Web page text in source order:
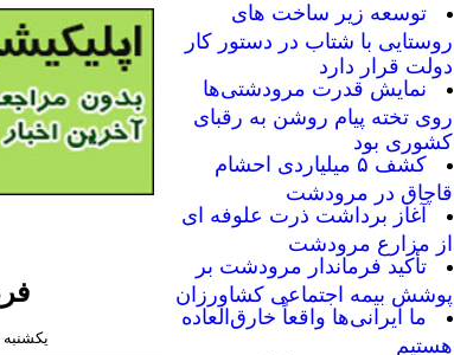
توسعه زیر ساخت های
روستایی با شتاب در دستور کار
دولت قرار دارد
نمایش قدرت مرودشتی‌ها
روی تخته پیام روشن به رقبای
کشوری بود
کشف ۵ میلیاردی احشام
قاچاق در مرودشت
آغاز برداشت ذرت علوفه ای
از مزارع مرودشت
تأکید فرماندار مرودشت بر
پوشش بیمه اجتماعی کشاورزان
ما ایرانی‌ها واقعاً خارق‌العاده
هستیم یکشنبه 1 تیر 1404